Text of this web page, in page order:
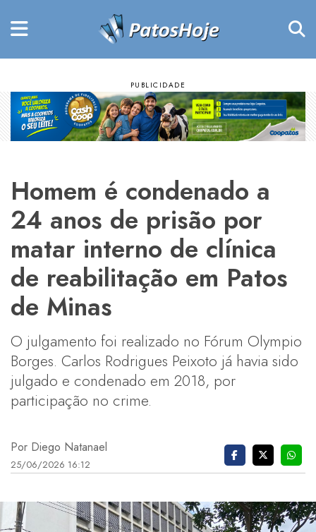
Homem é condenado a
24 anos de prisão por
matar interno de clínica
de reabilitação em Patos
de Minas
O julgamento foi realizado no Fórum Olympio
Borges. Carlos Rodrigues Peixoto já havia sido
julgado e condenado em 2018, por
participação no crime.
Por Diego Natanael
25/06/2026 16:12